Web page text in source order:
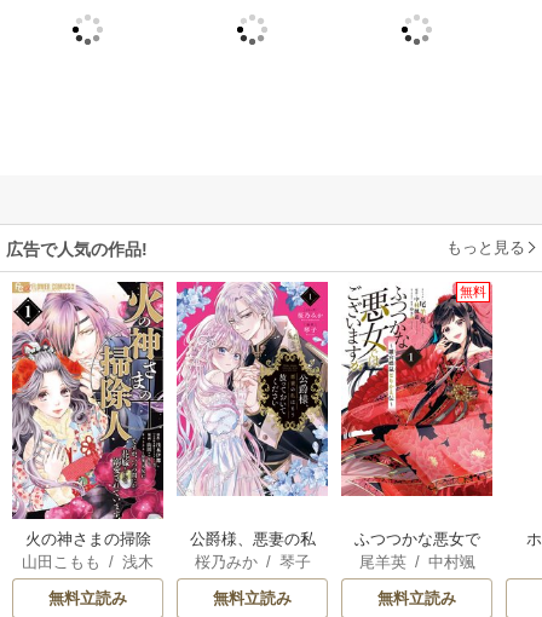
広告で人気の作品! もっと見る
火の神さまの掃除
人ですが、いつの
間にか花嫁として
溺愛されています
山田こもも /浅木
伊都/SNC
無料立読み
公爵様、悪妻の私
はもう放っておい
てください
桜乃みか/ 琴子
無料立読み
無料
ふつつかな悪女で
はございますが ～
雛宮蝶鼠とりかえ
伝～
尾羊英/ 中村颯
希
/ ゆき哉
無料立読み